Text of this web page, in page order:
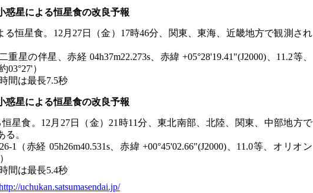
惑星による恒星食の改良予報
る恒星食。12月27日（金）17時46分、関東、東海、近畿地方で観測され
重星の伴星、赤経 04h37m22.273s、赤緯 +05°28'19.41"(J2000)、11.2等、
03°27'）
間は最長7.5秒
惑星による恒星食の改良予報
恒星食。12月27日（金）21時11分、東北南部、北陸、関東、中部地方で
。
1（赤経 05h26m40.531s、赤緯 +00°45'02.66"(J2000)、11.0等、オリオン
間は最長5.4秒
uchukan.satsumasendai.jp/